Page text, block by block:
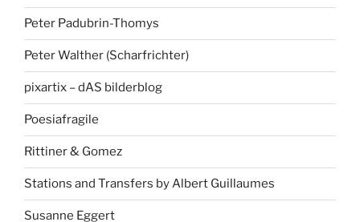
Peter Padubrin-Thomys
Peter Walther (Scharfrichter)
pixartix – dAS bilderblog
Poesiafragile
Rittiner & Gomez
Stations and Transfers by Albert Guillaumes
Susanne Eggert